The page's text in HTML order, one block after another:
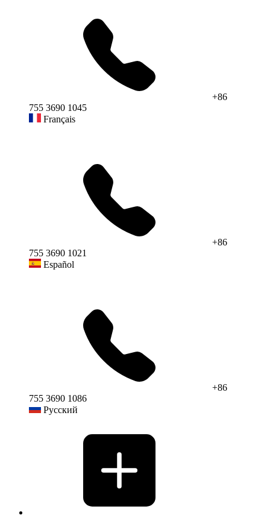
+86
755 3690 1045
Français
+86
755 3690 1021
Español
+86
755 3690 1086
Русский